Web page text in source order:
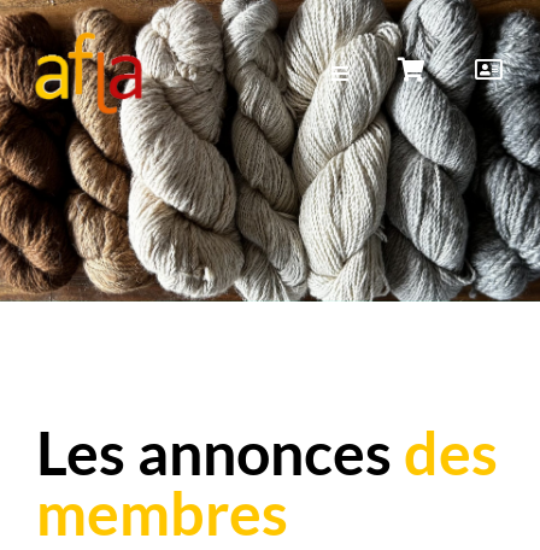
Les annonces des
membres